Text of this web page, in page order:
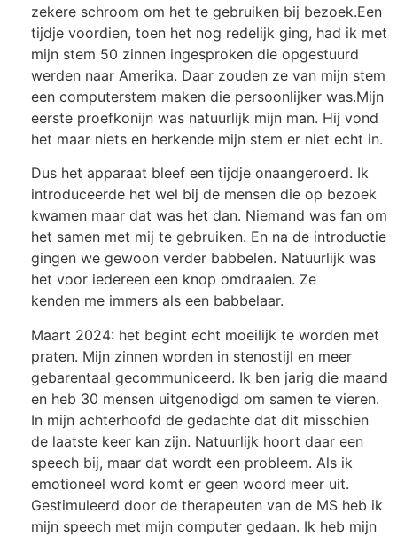
zekere schroom om het te gebruiken bij bezoek.Een
tijdje voordien, toen het nog redelijk ging, had ik met
mijn stem 50 zinnen ingesproken die opgestuurd
werden naar Amerika. Daar zouden ze van mijn stem
een computerstem maken die persoonlijker was.Mijn
eerste proefkonijn was natuurlijk mijn man. Hij vond
het maar niets en herkende mijn stem er niet echt in.
Dus het apparaat bleef een tijdje onaangeroerd. Ik
introduceerde het wel bij de mensen die op bezoek
kwamen maar dat was het dan. Niemand was fan om
het samen met mij te gebruiken. En na de introductie
gingen we gewoon verder babbelen. Natuurlijk was
het voor iedereen een knop omdraaien. Ze
kenden me immers als een babbelaar.
Maart 2024: het begint echt moeilijk te worden met
praten. Mijn zinnen worden in stenostijl en meer
gebarentaal gecommuniceerd. Ik ben jarig die maand
en heb 30 mensen uitgenodigd om samen te vieren.
In mijn achterhoofd de gedachte dat dit misschien
de laatste keer kan zijn. Natuurlijk hoort daar een
speech bij, maar dat wordt een probleem. Als ik
emotioneel word komt er geen woord meer uit.
Gestimuleerd door de therapeuten van de MS heb ik
mijn speech met mijn computer gedaan. Ik heb mijn